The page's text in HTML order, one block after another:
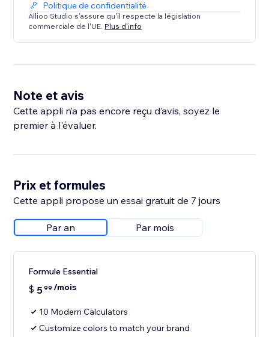
Politique de confidentialité
Allioo Studio s'assure qu'il respecte la législation
commerciale de l'UE. Plus d'info
Note et avis
Cette appli n’a pas encore reçu d’avis, soyez le
premier à l'évaluer.
Prix et formules
Cette appli propose un essai gratuit de 7 jours
Par an Par mois
Formule Essential
$ 599 /mois
10 Modern Calculators
Customize colors to match your brand